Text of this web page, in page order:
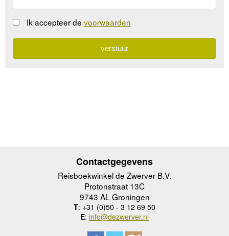
Ik accepteer de voorwaarden
Contactgegevens
Reisboekwinkel de Zwerver B.V.
Protonstraat 13C
9743 AL Groningen
T: +31 (0)50 - 3 12 69 50
E: info@dezwerver.nl